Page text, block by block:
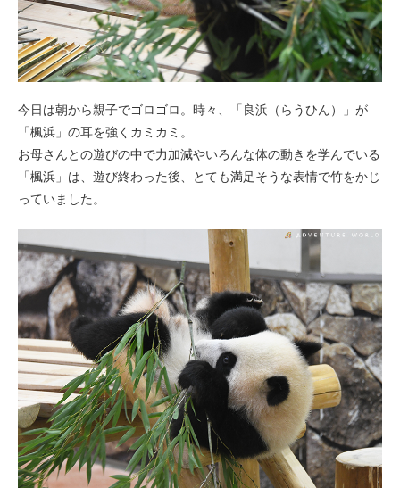
今日は朝から親子でゴロゴロ。時々、「良浜（らうひん）」が
「楓浜」の耳を強くカミカミ。
お母さんとの遊びの中で力加減やいろんな体の動きを学んでいる
「楓浜」は、遊び終わった後、とても満足そうな表情で竹をかじ
っていました。